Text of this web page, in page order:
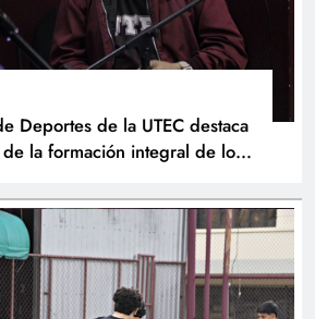
Deportes de la UTEC destaca
la formación integral de los